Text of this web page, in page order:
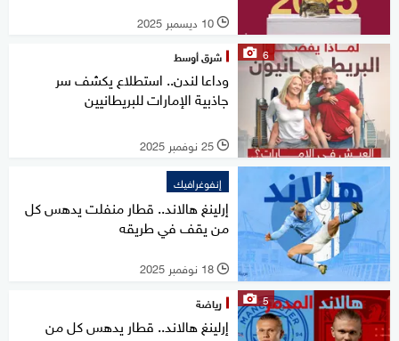
l 10 ديسمبر 2025
6 شرق أوسط
وداعا لندن.. استطلاع يكشف سر
جاذبية الإمارات للبريطانيين
l 25 نوفمبر 2025
إنفوغرافيك
إرلينغ هالاند.. قطار منفلت يدهس كل
من يقف في طريقه
l 18 نوفمبر 2025
5 رياضة
إرلينغ هالاند.. قطار يدهس كل من